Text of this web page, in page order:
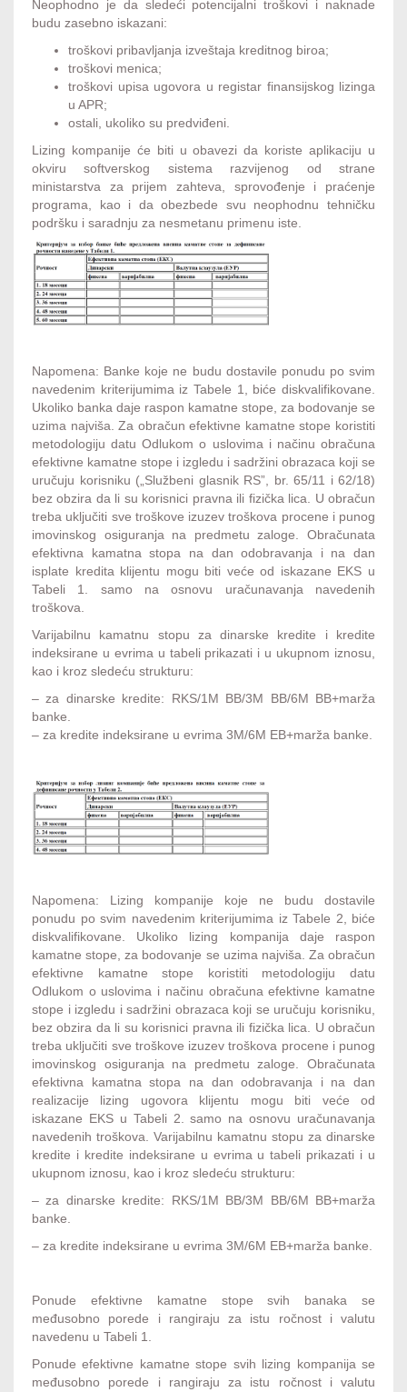
Neophodno je da sledeći potencijalni troškovi i naknade
budu zasebno iskazani:
troškovi pribavljanja izveštaja kreditnog biroa;
troškovi menica;
troškovi upisa ugovora u registar finansijskog lizinga
u APR;
ostali, ukoliko su predviđeni.
Lizing kompanije će biti u obavezi da koriste aplikaciju u
okviru softverskog sistema razvijenog od strane
ministarstva za prijem zahteva, sprovođenje i praćenje
programa, kao i da obezbede svu neophodnu tehničku
podršku i saradnju za nesmetanu primenu iste.
Napomena: Banke koje ne budu dostavile ponudu po svim
navedenim kriterijumima iz Tabele 1, biće diskvalifikovane.
Ukoliko banka daje raspon kamatne stope, za bodovanje se
uzima najviša. Za obračun efektivne kamatne stope koristiti
metodologiju datu Odlukom o uslovima i načinu obračuna
efektivne kamatne stope i izgledu i sadržini obrazaca koji se
uručuju korisniku („Službeni glasnik RS”, br. 65/11 i 62/18)
bez obzira da li su korisnici pravna ili fizička lica. U obračun
treba uključiti sve troškove izuzev troškova procene i punog
imovinskog osiguranja na predmetu zaloge. Obračunata
efektivna kamatna stopa na dan odobravanja i na dan
isplate kredita klijentu mogu biti veće od iskazane EKS u
Tabeli 1. samo na osnovu uračunavanja navedenih
troškova.
Varijabilnu kamatnu stopu za dinarske kredite i kredite
indeksirane u evrima u tabeli prikazati i u ukupnom iznosu,
kao i kroz sledeću strukturu:
– za dinarske kredite: RKS/1M BB/3M BB/6M BB+marža
banke.
– za kredite indeksirane u evrima 3M/6M EB+marža banke.
Napomena: Lizing kompanije koje ne budu dostavile
ponudu po svim navedenim kriterijumima iz Tabele 2, biće
diskvalifikovane. Ukoliko lizing kompanija daje raspon
kamatne stope, za bodovanje se uzima najviša. Za obračun
efektivne kamatne stope koristiti metodologiju datu
Odlukom o uslovima i načinu obračuna efektivne kamatne
stope i izgledu i sadržini obrazaca koji se uručuju korisniku,
bez obzira da li su korisnici pravna ili fizička lica. U obračun
treba uključiti sve troškove izuzev troškova procene i punog
imovinskog osiguranja na predmetu zaloge. Obračunata
efektivna kamatna stopa na dan odobravanja i na dan
realizacije lizing ugovora klijentu mogu biti veće od
iskazane EKS u Tabeli 2. samo na osnovu uračunavanja
navedenih troškova. Varijabilnu kamatnu stopu za dinarske
kredite i kredite indeksirane u evrima u tabeli prikazati i u
ukupnom iznosu, kao i kroz sledeću strukturu:
– za dinarske kredite: RKS/1M BB/3M BB/6M BB+marža
banke.
– za kredite indeksirane u evrima 3M/6M EB+marža banke.
Ponude efektivne kamatne stope svih banaka se
međusobno porede i rangiraju za istu ročnost i valutu
navedenu u Tabeli 1.
Ponude efektivne kamatne stope svih lizing kompanija se
međusobno porede i rangiraju za istu ročnost i valutu